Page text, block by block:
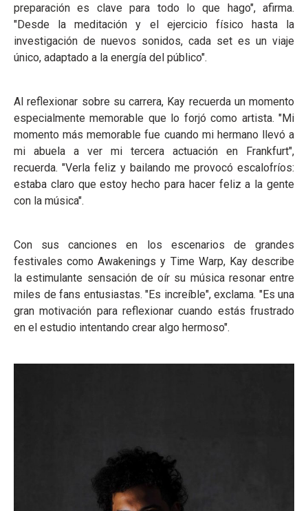
preparación es clave para todo lo que hago", afirma.
"Desde la meditación y el ejercicio físico hasta la
investigación de nuevos sonidos, cada set es un viaje
único, adaptado a la energía del público".
Al reflexionar sobre su carrera, Kay recuerda un momento
especialmente memorable que lo forjó como artista. "Mi
momento más memorable fue cuando mi hermano llevó a
mi abuela a ver mi tercera actuación en Frankfurt",
recuerda. "Verla feliz y bailando me provocó escalofríos:
estaba claro que estoy hecho para hacer feliz a la gente
con la música".
Con sus canciones en los escenarios de grandes
festivales como Awakenings y Time Warp, Kay describe
la estimulante sensación de oír su música resonar entre
miles de fans entusiastas. "Es increíble", exclama. "Es una
gran motivación para reflexionar cuando estás frustrado
en el estudio intentando crear algo hermoso".